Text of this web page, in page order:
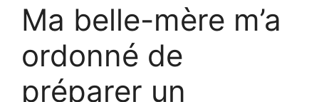
Ma belle-mère m’a
ordonné de
préparer un